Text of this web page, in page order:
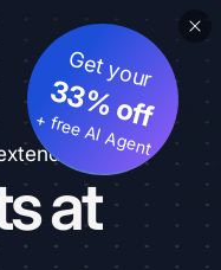
at
Get your
33% off
+ free AI Agent